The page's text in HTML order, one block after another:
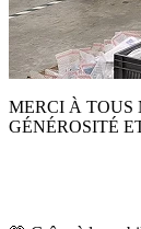
MERCI À TOUS
GÉNÉROSITÉ